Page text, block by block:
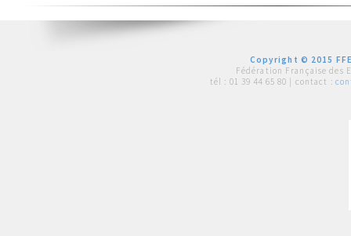
Copyright © 2015
Fédération Française des
tél : 01 39 44 65 80 | contact :